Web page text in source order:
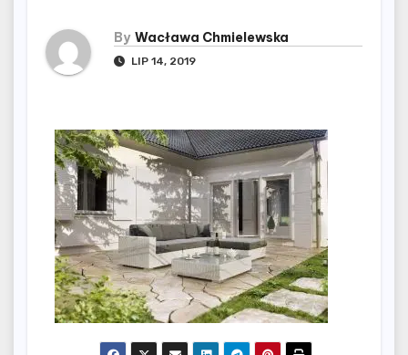
By Wacława Chmielewska
LIP 14, 2019